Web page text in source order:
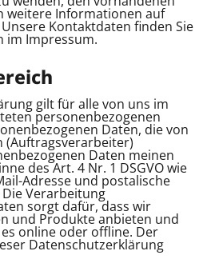
weitere Informationen auf
Kontaktdaten finden Sie
im Impressum.
gilt für alle von uns im
personenbezogenen
Daten, die von
(Auftragsverarbeiter)
Daten meinen
des Art. 4 Nr. 1 DSGVO wie
Adresse und postalische
Verarbeitung
sorgt dafür, dass wir
und Produkte anbieten und
online oder offline. Der
Datenschutzerklärung